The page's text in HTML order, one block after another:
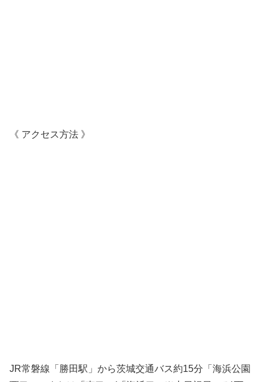
《 アクセス方法 》
JR常磐線「勝田駅」から茨城交通バス約15分「海浜公園